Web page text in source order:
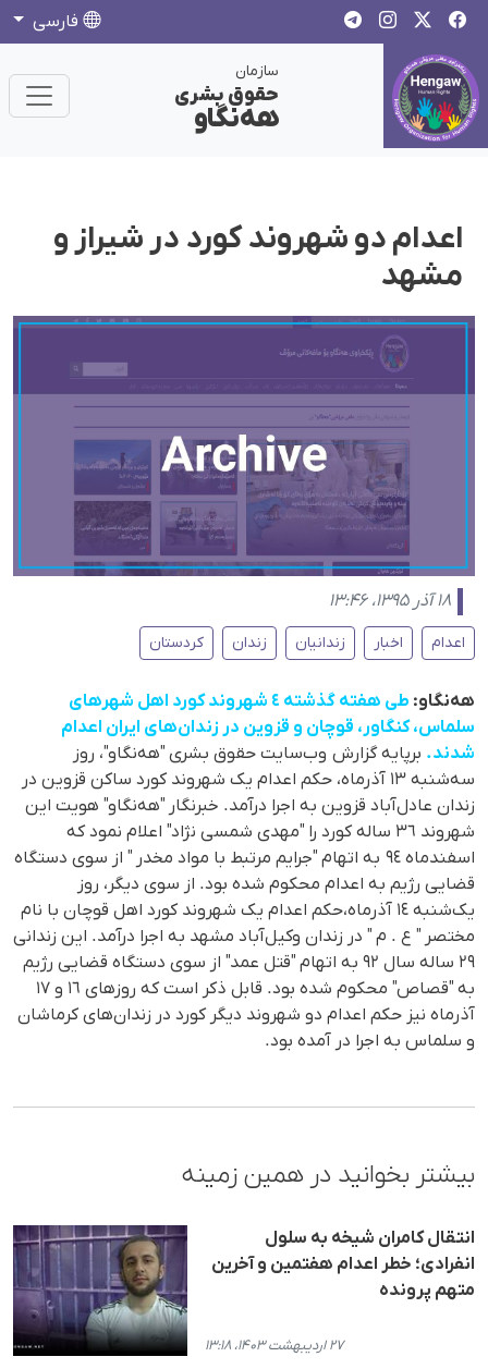
فارسی
سازمان
حقوق بشری
هەنگاو
اعدام دو شهروند کورد در شیراز و
مشهد
۱۸ آذر ۱۳۹۵، ۱۳:۴۶
اعدام اخبار زندانیان زندان کردستان
هەنگاو:
طی هفتە گذشتە ٤ شهروند کورد اهل شهرهای
سلماس، کنگاور، قوچان و قزوین در زندان‌های ایران اعدام
شدند. برپایە گزارش وب‌سایت حقوق بشری "هەنگاو"، روز
سەشنبە ١٣ آذرماه، حکم اعدام یک شهروند کورد ساکن قزوین در
زندان عادل‌آباد قزوین بە اجرا درآمد. خبرنگار "هەنگاو" هویت این
شهروند ٣٦ سالە کورد را "مهدی شمسی نژاد" اعلام نمود کە
اسفندماه ٩٤ بە اتهام "جرایم مرتبط با مواد مخدر " از سوی دستگاه
قضایی رژیم بە اعدام محکوم شدە بود. از سوی دیگر، روز
یک‌شنبە ١٤ آذرماه،حکم اعدام یک شهروند کورد اهل قوچان با نام
مختصر " ع . م " در زندان وکیل‌آباد مشهد بە اجرا درآمد. این زندانی
٢٩ سالە سال ٩٢ بە اتهام "قتل عمد" از سوی دستگاه قضایی رژیم
بە "قصاص" محکوم شدە بود. قابل ذکر است کە روزهای ١٦ و ١٧
آذرماه نیز حکم اعدام دو شهروند دیگر کورد در زندان‌های کرماشان
و سلماس بە اجرا در آمدە بود.
بیشتر بخوانید در همین زمینه
انتقال کامران شیخه به سلول
انفرادی؛ خطر اعدام هفتمین و آخرین
متهم پرونده
۲۷ اردیبهشت ۱۴۰۳، ۱۳:۱۸